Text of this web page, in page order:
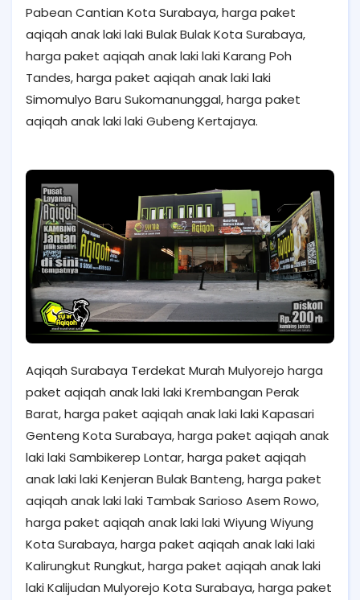
Pabean Cantian Kota Surabaya, harga paket
aqiqah anak laki laki Bulak Bulak Kota Surabaya,
harga paket aqiqah anak laki laki Karang Poh
Tandes, harga paket aqiqah anak laki laki
Simomulyo Baru Sukomanunggal, harga paket
aqiqah anak laki laki Gubeng Kertajaya.
Aqiqah Surabaya Terdekat Murah Mulyorejo harga
paket aqiqah anak laki laki Krembangan Perak
Barat, harga paket aqiqah anak laki laki Kapasari
Genteng Kota Surabaya, harga paket aqiqah anak
laki laki Sambikerep Lontar, harga paket aqiqah
anak laki laki Kenjeran Bulak Banteng, harga paket
aqiqah anak laki laki Tambak Sarioso Asem Rowo,
harga paket aqiqah anak laki laki Wiyung Wiyung
Kota Surabaya, harga paket aqiqah anak laki laki
Kalirungkut Rungkut, harga paket aqiqah anak laki
laki Kalijudan Mulyorejo Kota Surabaya, harga paket